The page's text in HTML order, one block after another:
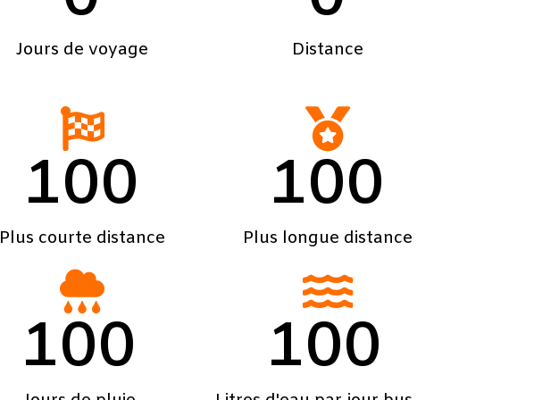
Jours de voyage Distance
Plus courte distance
100
Plus longue distance
100
100 100